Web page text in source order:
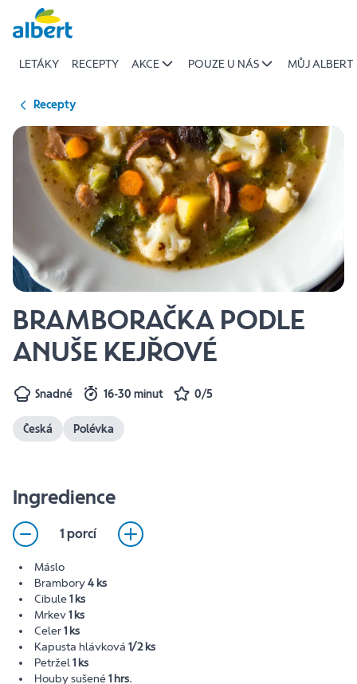
Přeskočit
LETÁKY RECEPTY AKCE POUZE U NÁS MŮJ ALBERT
Recepty
BRAMBORAČKA PODLE
ANUŠE KEJŘOVÉ
Snadné 16-30 minut 0/5
Česká Polévka
Ingredience
1 porcí
Máslo
Brambory4 ks
Cibule1 ks
Mrkev1 ks
Celer1 ks
Kapusta hlávková 1/2 ks
Petržel1 ks
Houby sušené1 hrs.